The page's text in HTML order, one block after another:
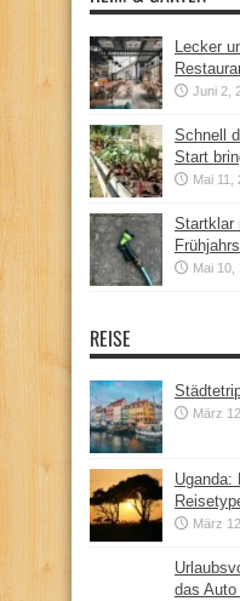
Lecker
Juni 2,
Schnell
Start
Mai 11,
Startklar
Mai 10,
REISE
März
Uganda:
März
das